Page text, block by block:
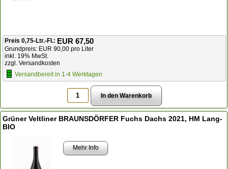
Preis 0,75-Ltr.-Fl.: EUR 67,50
Grundpreis: EUR 90,00 pro Liter
inkl. 19% MwSt.
zzgl. Versandkosten
Versandbereit in 1-4 Werktagen
Grüner Veltliner BRAUNSDÖRFER Fuchs Dachs 2021, HM Lang-
BIO
Mehr Info